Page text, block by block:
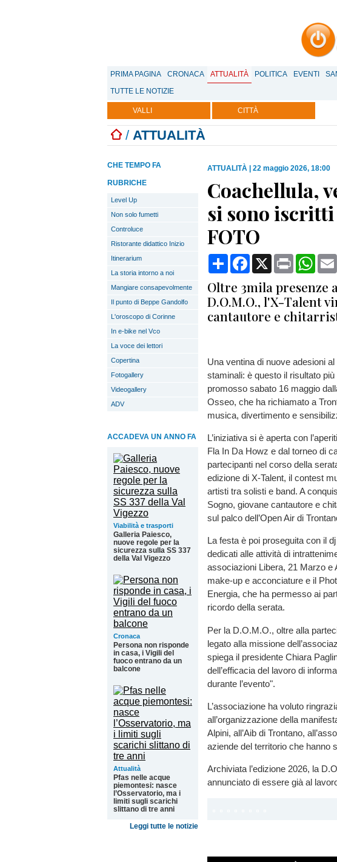
PRIMA PAGINA CRONACA ATTUALITÀ POLITICA EVENTI
TUTTE LE NOTIZIE
VALLI CITTÀ
/ ATTUALITÀ
CHE TEMPO FA
RUBRICHE
Level Up
Non solo fumetti
Controluce
Ristorante didattico Inizio
Itinerarium
La storia intorno a noi
Mangiare consapevolmente
Il punto di Beppe Gandolfo
L'oroscopo di Corinne
In e-bike nel Vco
La voce dei lettori
Copertina
Fotogallery
Videogallery
ADV
ACCADEVA UN ANNO FA
Viabilità e trasporti
Galleria Paiesco,
nuove regole per la
sicurezza sulla SS 337
della Val Vigezzo
Cronaca
Persona non risponde
in casa, i Vigili del
fuoco entrano da un
balcone
Attualità
Pfas nelle acque
piemontesi: nasce
l’Osservatorio, ma i
limiti sugli scarichi
slittano di tre anni
Leggi tutte le notizie
ATTUALITÀ 22 maggio 2026, 18:00
Coachellula,
si sono
FOTO
CondividiFacebook
X Print
Oltre 3mila presenze
D.O.M.O., l'X-Talent
cantautore e
Una ventina di nuove adesioni
staminali: è questo il risultato
promosso sabato 16 maggio
Osseo, che ha richiamato a
musica, divertimento e
L’iniziativa si è aperta con
Fla In Da Howz e dal torneo di
partecipanti nel corso della
edizione di X-Talent, il contest
artisti tra solisti e band. A
Sogno, giovane cantautore e
sul palco dell’Open Air di
La festa è poi proseguita con il
dedicati alle attività di
associazioni Libera, 21 Marzo e
make-up e acconciature e il
Energia, che ha permesso ai
ricordo della serata.
Per la D.O.M.O., oltre alla
legato alla missione
spiega il presidente Chiara
dell’efficacia del lavoro di
durante l’evento".
L’associazione ha voluto
all’organizzazione della
Alpini, all’Aib di Trontano,
aziende del territorio che hanno
Archiviata l’edizione 2026, la
annunciato di essere già al